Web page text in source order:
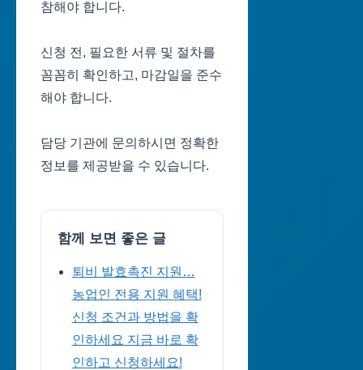
참해야 합니다.
신청 전, 필요한 서류 및 절차를
꼼꼼히 확인하고, 마감일을 준수
해야 합니다.
담당 기관에 문의하시면 정확한
정보를 제공받을 수 있습니다.
함께 보면 좋은 글
퇴비 발효촉진 지원…
농업인 전용 지원 혜택!
신청 조건과 방법을 확
인하세요 지금 바로 확
인하고 신청하세요!